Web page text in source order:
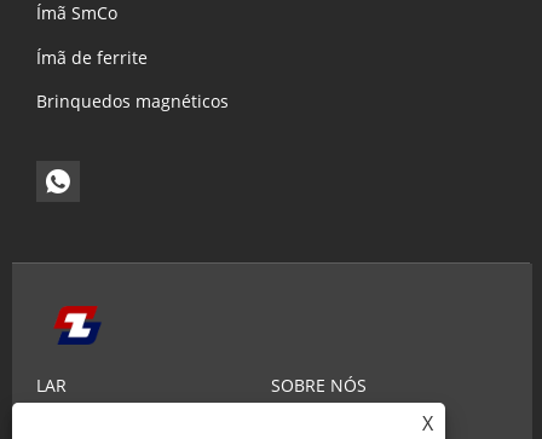
Ímã SmCo
Ímã de ferrite
Brinquedos magnéticos
LAR
SOBRE NÓS
X